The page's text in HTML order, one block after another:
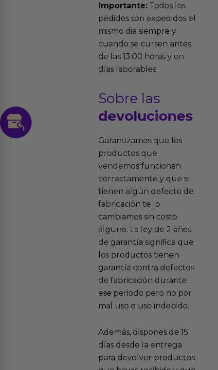
Importante:Todos los
pedidos son expedidos el
mismo dia siempre y
cuando se cursen antes
de las 13:00 horas y en
días laborables.
Sobre las
devoluciones
Garantizamos que los
productos que
vendemos funcionan
correctamente y que si
tienen algún defecto de
fabricación te lo
cambiamos sin costo
alguno. La ley de 2 años
de garantía significa que
los productos tienen
garantía contra defectos
de fabricación durante
ese periodo pero no por
mal uso o uso indebido.
Además, dispones de 15
días desde la entrega
para devolver productos